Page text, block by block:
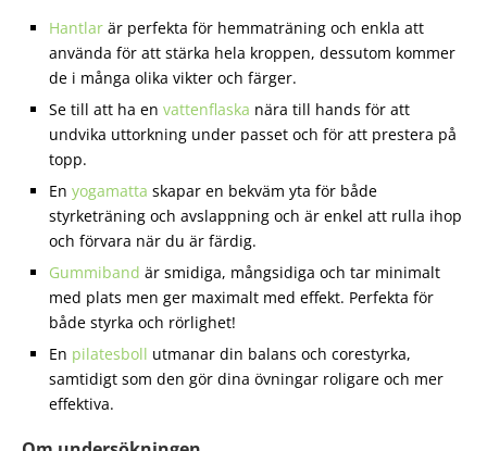
Hantlar är perfekta för hemmaträning och enkla att
använda för att stärka hela kroppen, dessutom kommer
de i många olika vikter och färger.
Se till att ha en vattenflaska nära till hands för att
undvika uttorkning under passet och för att prestera på
topp.
En yogamatta skapar en bekväm yta för både
styrketräning och avslappning och är enkel att rulla ihop
och förvara när du är färdig.
Gummiband är smidiga, mångsidiga och tar minimalt
med plats men ger maximalt med effekt. Perfekta för
både styrka och rörlighet!
En pilatesboll utmanar din balans och corestyrka,
samtidigt som den gör dina övningar roligare och mer
effektiva.